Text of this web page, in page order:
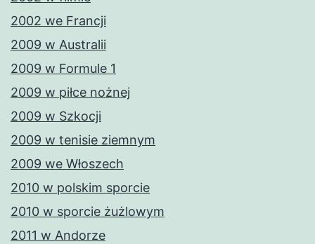
2002 we Francji
2009 w Australii
2009 w Formule 1
2009 w piłce nożnej
2009 w Szkocji
2009 w tenisie ziemnym
2009 we Włoszech
2010 w polskim sporcie
2010 w sporcie żużlowym
2011 w Andorze